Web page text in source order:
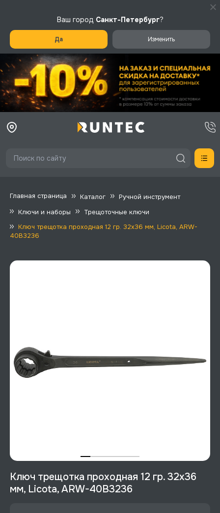
Ваш город Санкт-Петербург?
Да Изменить
Главная страница Каталог
Ручной инструмент
Ключи и наборы
Трещоточные ключи
Ключ трещотка проходная 12 гр. 32x36 мм, Licota, ARW-
40B3236
Ключ трещотка проходная 12 гр. 32x36
мм, Licota, ARW-40B3236